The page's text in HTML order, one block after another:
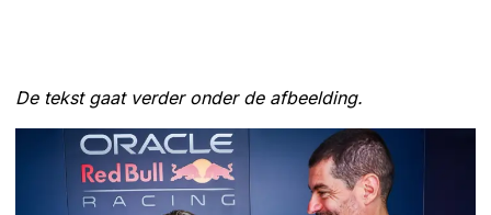
De tekst gaat verder onder de afbeelding.